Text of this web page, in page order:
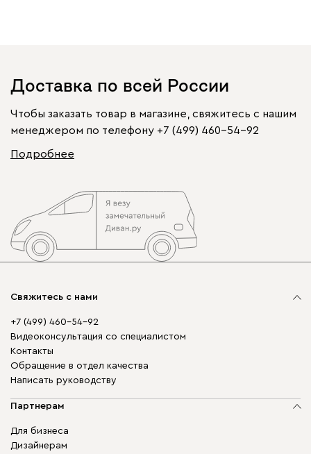
Доставка по всей России
Чтобы заказать товар в магазине, свяжитесь с нашим
менеджером по телефону +7 (499) 460-54-92
Подробнее
Свяжитесь с нами
+7 (499) 460-54-92
Видеоконсультация со специалистом
Контакты
Обращение в отдел качества
Написать руководству
Партнерам
Для бизнеса
Дизайнерам